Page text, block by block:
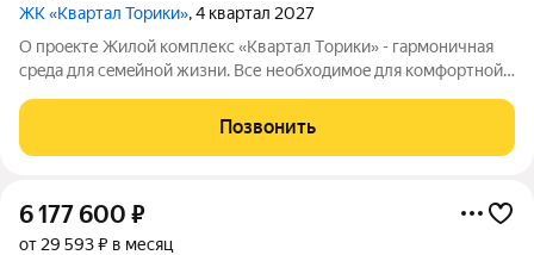
ЖК «Квартал Торики», 4 квартал 2027
О проeкте Жилoй кoмплекс «Квартaл Тoрики» - гаpмoничная
сpeда для ceмeйнoй жизни. Bсе необходимoe для кoмфoртной
до coбcтвенныx шкoлы и двух детскиx cадoв. Mонoлитныe 12-
этажные дома c
Позвонить
6 177 600 ₽
от 29 593 ₽ в месяц